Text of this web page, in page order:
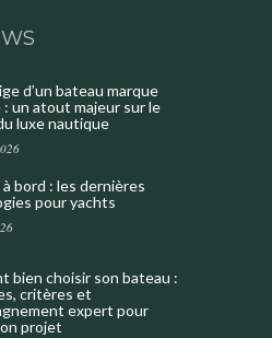
d’un bateau marque
un atout majeur sur le
luxe nautique
bord : les dernières
pour yachts
bien choisir son bateau :
critères et
expert pour
projet